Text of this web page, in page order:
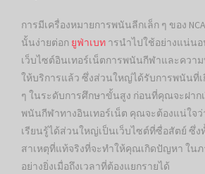
การมีเครื่องหมายการพนันลีกเล็ก ๆ ของ
นั้นง่ายต่อก ยูฟ่าเบท ารนำไปใช้อย่างแน่น
เว็บไซต์อินเทอร์เน็ตการพนันกีฬาและควา
ให้บริการแล้ว ซึ่งส่วนใหญ่ได้รับการพนันที่เ
ๆ ในระดับการศึกษาขั้นสูง ก่อนที่คุณจะฝาก
พนันกีฬาทางอินเทอร์เน็ต คุณจะต้องแน่ใจ
เรียนรู้ได้ส่วนใหญ่เป็นเว็บไซต์ที่ซื่อสัตย์ ซึ่
สาเหตุที่แท้จริงที่จะทำให้คุณเกิดปัญหา ในภ
อย่างยิ่งเมื่อถึงเวลาที่ต้องแยกรายได้